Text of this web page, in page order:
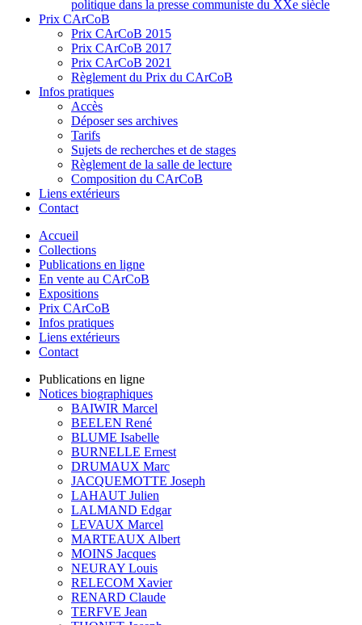
politique dans la presse communiste du XXe siècle
Prix CArCoB
Prix CArCoB 2015
Prix CArCoB 2017
Prix CArCoB 2021
Règlement du Prix du CArCoB
Infos pratiques
Accès
Déposer ses archives
Tarifs
Sujets de recherches et de stages
Règlement de la salle de lecture
Composition du CArCoB
Liens extérieurs
Contact
Accueil
Collections
Publications en ligne
En vente au CArCoB
Expositions
Prix CArCoB
Infos pratiques
Liens extérieurs
Contact
Publications en ligne
Notices biographiques
BAIWIR Marcel
BEELEN René
BLUME Isabelle
BURNELLE Ernest
DRUMAUX Marc
JACQUEMOTTE Joseph
LAHAUT Julien
LALMAND Edgar
LEVAUX Marcel
MARTEAUX Albert
MOINS Jacques
NEURAY Louis
RELECOM Xavier
RENARD Claude
TERFVE Jean